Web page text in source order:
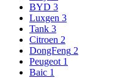
BYD 3
Luxgen 3
Tank 3
Citroen 2
DongFeng 2
Peugeot 1
Baic 1